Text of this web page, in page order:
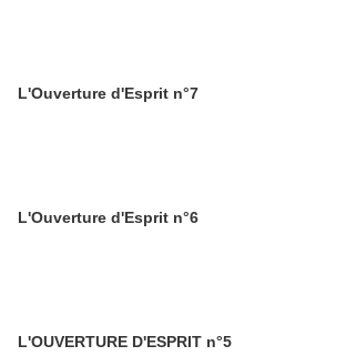
L'Ouverture d'Esprit n°7
L'Ouverture d'Esprit n°6
L'OUVERTURE D'ESPRIT n°5